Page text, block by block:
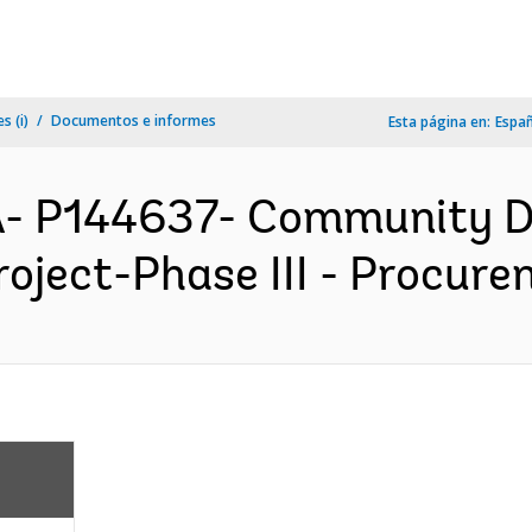
(i) Documentos e informes Esta página en:
P144637- Community
Phase III -